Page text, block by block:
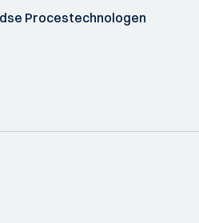
Procestechnologen